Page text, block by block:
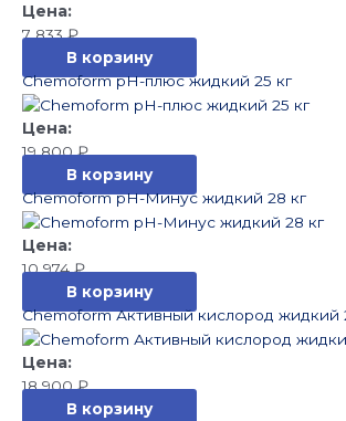
7 833₽
В корзину
Chemoform pH-плюс жидкий 25 кг
19 800₽
В корзину
Chemoform pH-Минус жидкий 28 кг
10 974₽
В корзину
Chemoform Активный кислород жидкий
18 900₽
В корзину